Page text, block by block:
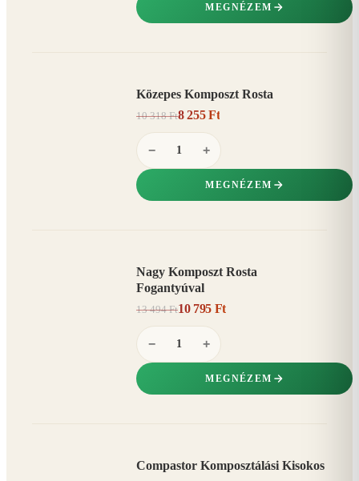
MEGNÉZEM
Közepes Komposzt Rosta
10 318 Ft8 255 Ft
− +
MEGNÉZEM
Nagy Komposzt Rosta
Fogantyúval
13 494 Ft10 795 Ft
− +
MEGNÉZEM
Compastor Komposztálási Kisokos